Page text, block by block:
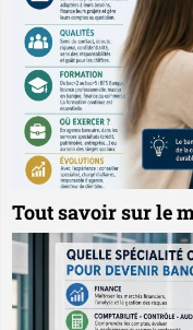
Tout savoir sur le